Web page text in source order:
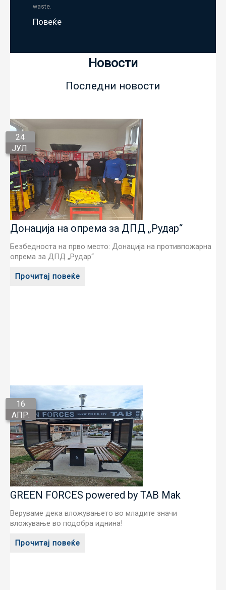
waste.
Повеќе
Новости
Последни новости
24
ЈУЛ.
Донација на опрема за ДПД „Рудар“
Безбедноста на прво место: Донација на противпожарна
опрема за ДПД „Рудар“
Прочитај повеќе
16
АПР.
GREEN FORCES powered by TAB Mak
Веруваме дека вложувањето во младите значи
вложување во подобра иднина!
Прочитај повеќе